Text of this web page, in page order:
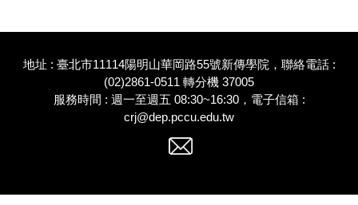
地址 : 臺北市11114陽明山華岡路55號新傳學院，聯絡電話 :
(02)2861-0511 轉分機 37005
服務時間 : 週一至週五 08:30~16:30，電子信箱 :
crj@dep.pccu.edu.tw